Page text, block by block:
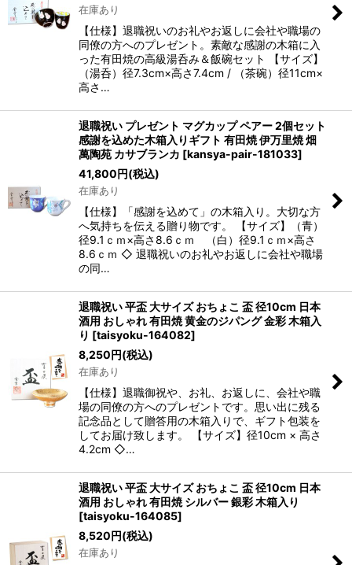
在庫あり
【仕様】退職祝いのお礼やお返しに会社や職場の
同僚の方へのプレゼント。素敵な感謝の木箱に入
った有田焼の高級湯呑み＆飯碗セット 【サイズ】
（湯呑）径7.3cm×高さ7.4cm / （茶碗）径11cm×
高さ…
退職祝い プレゼント マグカップ ペアー 2個セット
感謝を込めた木箱入りギフト 有田焼 伊万里焼 畑
萬陶苑 カサブランカ [kansya-pair-181033]
41,800円(税込)
在庫あり
【仕様】「感謝を込めて」の木箱入り。大切な方
へ気持ちを伝える贈り物です。 【サイズ】（青）
径9.1ｃｍ×高さ8.6ｃｍ （白）径9.1ｃｍ×高さ
8.6ｃｍ ◇ 退職祝いのお礼やお返しに会社や職場
の同…
退職祝い 平盃 大サイズ おちょこ 盃 径10cm 日本
酒用 おしゃれ 有田焼 黄金のジパング 金彩 木箱入
り [taisyoku-164082]
8,250円(税込)
在庫あり
【仕様】退職御祝や、お礼、お返しに、会社や職
場の同僚の方へのプレゼントです。思い出に残る
記念品として贈答用の木箱入りで、ギフト包装を
してお届け致します。 【サイズ】径10cm × 高さ
4.2cm ◇…
退職祝い 平盃 大サイズ おちょこ 盃 径10cm 日本
酒用 おしゃれ 有田焼 シルバー 銀彩 木箱入り
[taisyoku-164085]
8,520円(税込)
在庫あり